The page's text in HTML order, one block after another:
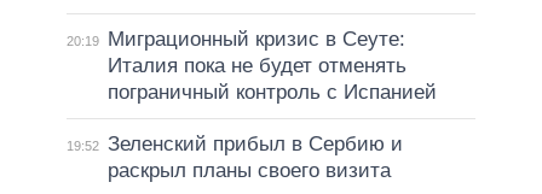
20:19
Миграционный кризис в Сеуте:
Италия пока не будет отменять
пограничный контроль с Испанией
19:52 Зеленский прибыл в Сербию и
раскрыл планы своего визита